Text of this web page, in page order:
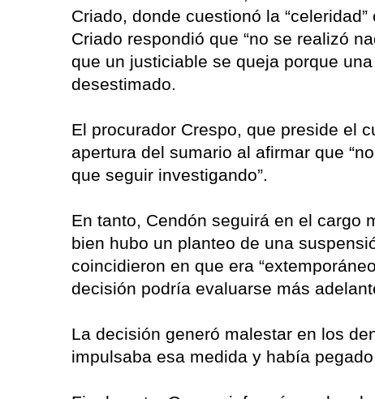
Criado, donde cuestionó la
Criado respondió que “no se realizó
que un justiciable se queja porque
desestimado.
El procurador Crespo, que preside el
apertura del sumario al afirmar que
que seguir investigando”.
En tanto, Cendón seguirá en el cargo
bien hubo un planteo de una
coincidieron en que era
decisión podría evaluarse más
La decisión generó malestar en los
impulsaba esa medida y había